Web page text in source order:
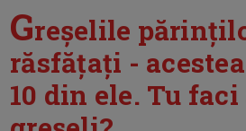
Greșelile
răsfățați -
10 din ele. Tu faci